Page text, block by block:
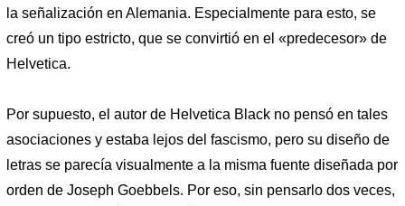
la señalización en Alemania. Especialmente para esto, se
creó un tipo estricto, que se convirtió en el «predecesor» de
Helvetica.
Por supuesto, el autor de Helvetica Black no pensó en tales
asociaciones y estaba lejos del fascismo, pero su diseño de
letras se parecía visualmente a la misma fuente diseñada por
orden de Joseph Goebbels. Por eso, sin pensarlo dos veces,